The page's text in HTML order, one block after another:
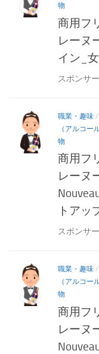
物
商用フ
レーヌ
イン_
スポンサ
職業・趣味 /
（アルコー
物
商用フ
レーヌ
トアッ
スポンサ
職業・趣味 /
（アルコー
物
商用フ
レーヌ